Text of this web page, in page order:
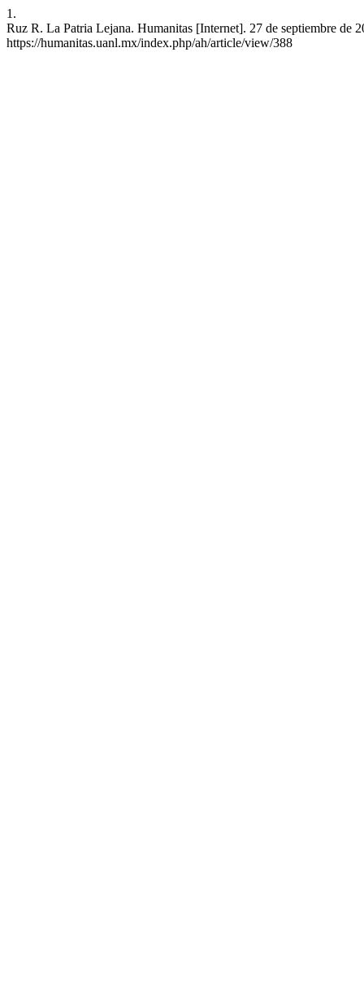
1.
Ruz R. La Patria Lejana. Humanitas [Internet]. 27 de septiembre de
https://humanitas.uanl.mx/index.php/ah/article/view/388